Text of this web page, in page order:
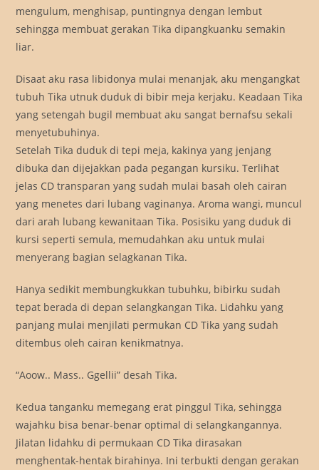
mengulum, menghisap, puntingnya dengan lembut
sehingga membuat gerakan Tika dipangkuanku semakin
liar.
Disaat aku rasa libidonya mulai menanjak, aku mengangkat
tubuh Tika utnuk duduk di bibir meja kerjaku. Keadaan Tika
yang setengah bugil membuat aku sangat bernafsu sekali
menyetubuhinya.
Setelah Tika duduk di tepi meja, kakinya yang jenjang
dibuka dan dijejakkan pada pegangan kursiku. Terlihat
jelas CD transparan yang sudah mulai basah oleh cairan
yang menetes dari lubang vaginanya. Aroma wangi, muncul
dari arah lubang kewanitaan Tika. Posisiku yang duduk di
kursi seperti semula, memudahkan aku untuk mulai
menyerang bagian selagkanan Tika.
Hanya sedikit membungkukkan tubuhku, bibirku sudah
tepat berada di depan selangkangan Tika. Lidahku yang
panjang mulai menjilati permukan CD Tika yang sudah
ditembus oleh cairan kenikmatnya.
“Aoow.. Mass.. Ggellii” desah Tika.
Kedua tanganku memegang erat pinggul Tika, sehingga
wajahku bisa benar-benar optimal di selangkangannya.
Jilatan lidahku di permukaan CD Tika dirasakan
menghentak-hentak birahinya. Ini terbukti dengan gerakan